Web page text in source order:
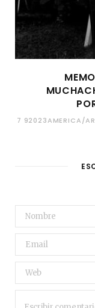
7 92023AMERICA/